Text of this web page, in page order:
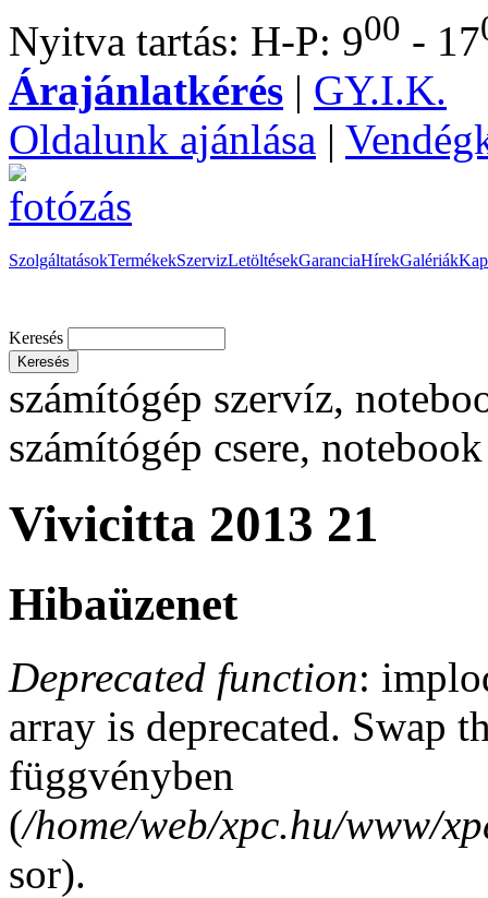
Nyitva tartás: H-P: 900 - 17
Árajánlatkérés | GY.I.K.
Oldalunk ajánlása |
SzolgáltatásokTermékekSzervizLetöltésekGaranciaHírekGalériák
Keresés
számítógép szervíz,
számítógép csere,
Vivicitta 2013 21
Hibaüzenet
Deprecated function:
array is deprecated. Swap
függvényben
(/home/web/xpc.hu/www/
sor).